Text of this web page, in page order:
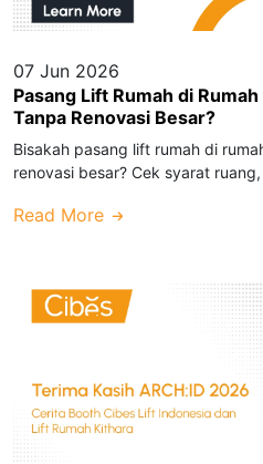
07 Jun 2026
Pasang Lift Rumah di
Tanpa Renovasi Besar?
Bisakah pasang lift rumah di
renovasi besar? Cek syarat
Read More